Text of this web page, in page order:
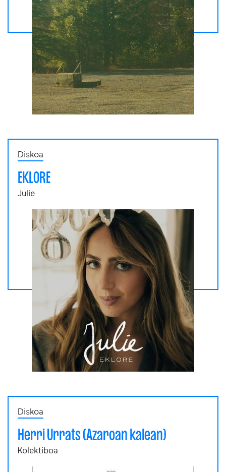
Diskoa
EKLORE
Julie
Diskoa
Herri Urrats (Azaroan kalean)
Kolektiboa